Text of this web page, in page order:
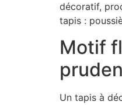
décoratif,
tapis :
Motif
Un tapis à